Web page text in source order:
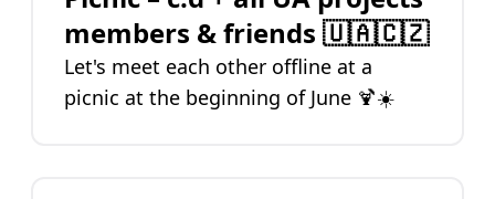
members & friends 🇺🇦🇨🇿
Let's meet each other offline at a
picnic at the beginning of June 🍹☀️